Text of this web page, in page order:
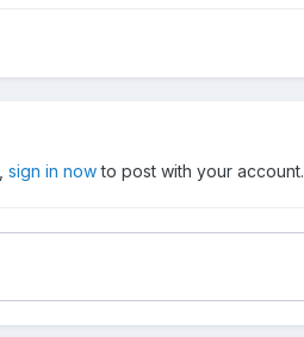
sign in nowto post with your account.